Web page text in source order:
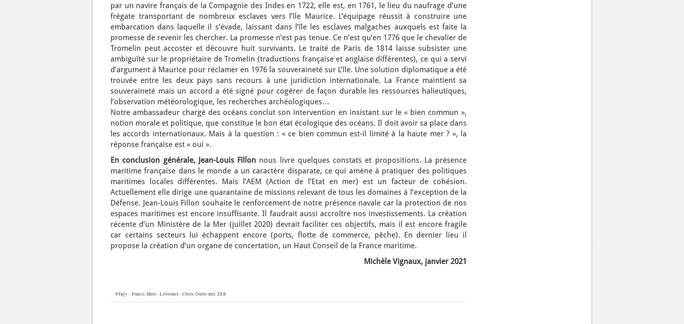
par un navire français de la Compagnie des Indes en 1722, elle est, en 1761, le lieu du naufrage d’une
frégate transportant de nombreux esclaves vers l’île Maurice. L’équipage réussit à construire une
embarcation dans laquelle il s’évade, laissant dans l’île les esclaves malgaches auxquels est faite la
promesse de revenir les chercher. La promesse n’est pas tenue. Ce n’est qu’en 1776 que le chevalier de
Tromelin peut accoster et découvre huit survivants. Le traité de Paris de 1814 laisse subsister une
ambiguïté sur le propriétaire de Tromelin (traductions française et anglaise différentes), ce qui a servi
d’argument à Maurice pour réclamer en 1976 la souveraineté sur L’île. Une solution diplomatique a été
trouvée entre les deux pays sans recours à une juridiction internationale. La France maintient sa
souveraineté mais un accord a été signé pour cogérer de façon durable les ressources halieutiques,
l’observation météorologique, les recherches archéologiques…
Notre ambassadeur chargé des océans conclut son intervention en insistant sur le « bien commun »,
notion morale et politique, que constitue le bon état écologique des océans. Il doit avoir sa place dans
les accords internationaux. Mais à la question : « ce bien commun est-il limité à la haute mer ? », la
réponse française est « oui ».
En conclusion générale, Jean-Louis Fillon nous livre quelques constats et propositions. La présence
maritime française dans le monde a un caractère disparate, ce qui amène à pratiquer des politiques
maritimes locales différentes. Mais l’AEM (Action de l’Etat en mer) est un facteur de cohésion.
Actuellement elle dirige une quarantaine de missions relevant de tous les domaines à l’exception de la
Défense. Jean-Louis Fillon souhaite le renforcement de notre présence navale car la protection de nos
espaces maritimes est encore insuffisante. Il faudrait aussi accroître nos investissements. La création
récente d’un Ministère de la Mer (juillet 2020) devrait faciliter ces objectifs, mais il est encore fragile
car certains secteurs lui échappent encore (ports, flotte de commerce, pêche). En dernier lieu il
propose la création d’un organe de concertation, un Haut Conseil de la France maritime.
Michèle Vignaux, janvier 2021
#Tags : France,Mers - Littoraux - Côtes,Outre-mer,ZEE